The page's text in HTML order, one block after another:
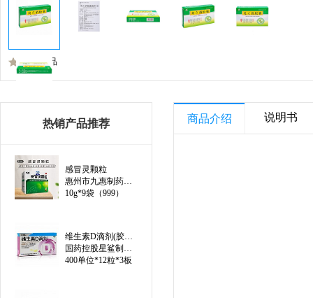
收藏商品
热销产品推荐
感冒灵颗粒
惠州市九惠制药股份有限公司
10g*9袋（999）
维生素D滴剂(胶囊型)（线上）
国药控股星鲨制药(厦门)有限公司
400单位*12粒*3板
商品介绍 说明书